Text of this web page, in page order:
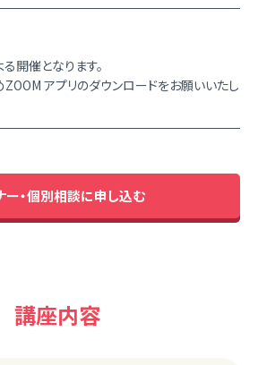
開催となります。
アプリのダウンロードをお願いいたし
ー・個別相談に申し込む
講座内容